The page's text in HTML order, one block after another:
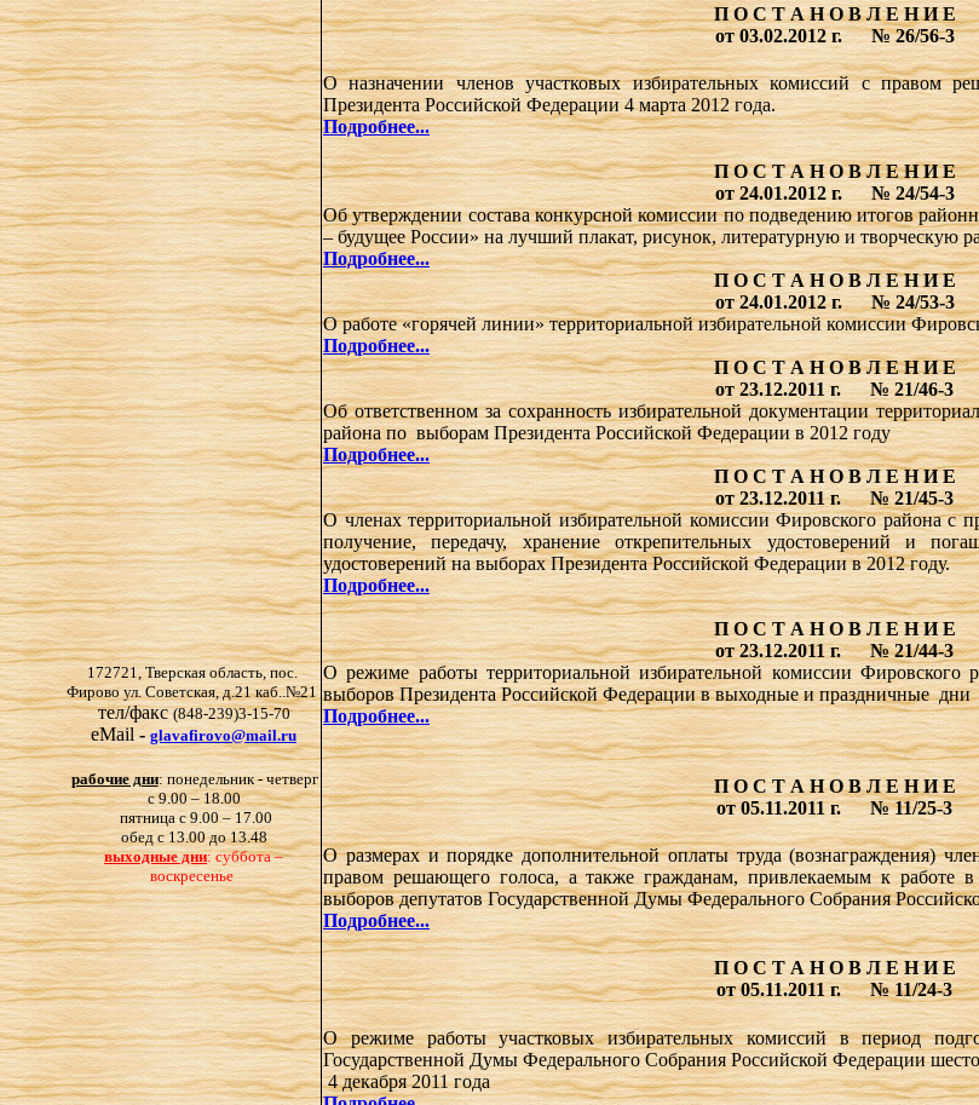
172721, Тверская область, пос.
Фирово ул. Советская, д.21 каб..№21
тел/факс(848-239)3-15-70
eMail-glavafirovo@mail.ru
рабочие дни: понедельник - четверг
с 9.00 – 18.00
пятница с 9.00 – 17.00
обед с 13.00 до 13.48
выходные дни: суббота –
воскресенье
П О С Т А Н О В Л Е Н И Е
от 03.02.2012 г.№ 26/56-3
О назначении членов участковых избирательных комиссий с правом
Президента Российской Федерации 4 марта2012 года.
Подробнее...
П О С Т А Н О В Л Е Н И Е
от 24.01.2012 г.№ 24/54-3
Об утверждении состава конкурсной комиссии по подведению итогов
– будущее России» на лучший плакат, рисунок, литературную и творческую
Подробнее...
П О С Т А Н О В Л Е Н И Е
от 24.01.2012 г.№ 24/53-3
О работе «горячей линии» территориальной избирательной комиссии
Подробнее...
П О С Т А Н О В Л Е Н И Е
от 23.12.2011 г.№ 21/46-3
Об ответственном за сохранность избирательной документации
района по выборам Президента Российской Федерации в 2012 году
Подробнее...
П О С Т А Н О В Л Е Н И Е
от 23.12.2011 г.№ 21/45-3
О членах территориальной избирательной комиссии Фировского района с
получение, передачу, хранение открепительных удостоверений и
удостоверений на выборах Президента Российской Федерации в 2012 году.
Подробнее...
П О С Т А Н О В Л Е Н И Е
от 23.12.2011 г.№ 21/44-3
О режиме работы территориальной избирательной комиссии Фировского
выборов Президента Российской Федерации в выходные и праздничные дни
Подробнее...
П О С Т А Н О В Л Е Н И Е
от 05.11.2011 г.№ 11/25-3
О размерах и порядке дополнительной оплаты труда (вознаграждения)
правом решающего голоса, а также гражданам, привлекаемым к работе
выборов депутатов Государственной Думы Федерального Собрания
Подробнее...
П О С Т А Н О В Л Е Н И Е
от 05.11.2011 г.№ 11/24-3
О режиме работы участковых избирательных комиссий в период
Государственной Думы Федерального Собрания Российской Федерации
4 декабря 2011 года